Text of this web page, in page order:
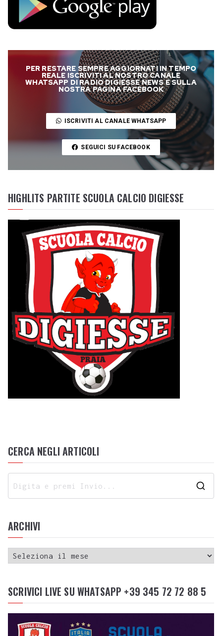
PER RESTARE SEMPRE AGGIORNATI IN TEMPO
REALE ISCRIVITI AL NOSTRO CANALE
WHATSAPP DI RADIO DIGIESSE NEWS E SULLA
NOSTRA PAGINA FACEBOOK
ISCRIVITI AL CANALE WHATSAPP
SEGUICI SU FACEBOOK
HIGHLITS PARTITE SCUOLA CALCIO DIGIESSE
CERCA NEGLI ARTICOLI
ARCHIVI
SCRIVICI LIVE SU WHATSAPP +39 345 72 72 88 5